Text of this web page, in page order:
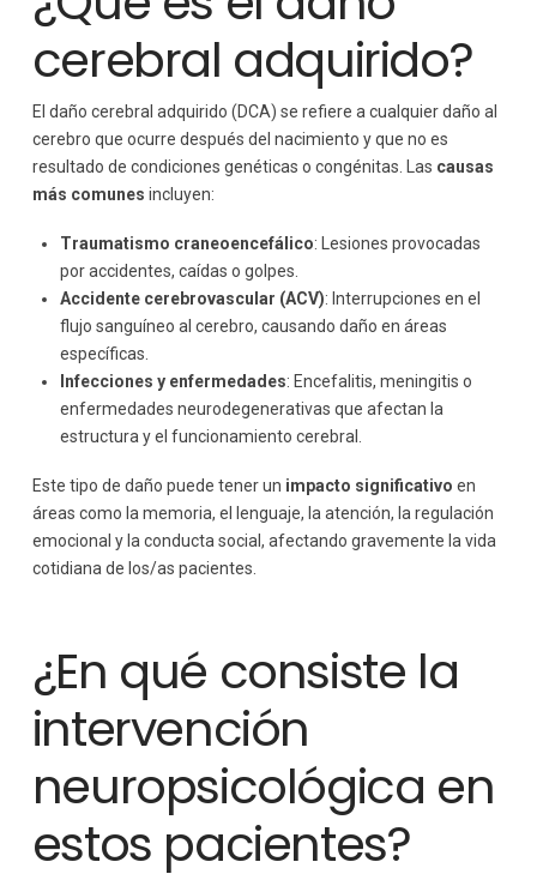
cerebral adquirido?
El daño cerebral adquirido (DCA) se refiere a cualquier daño al
cerebro que ocurre después del nacimiento y que no es
resultado de condiciones genéticas o congénitas. Las causas
más comunes incluyen:
Traumatismo craneoencefálico: Lesiones provocadas
por accidentes, caídas o golpes.
Accidente cerebrovascular (ACV): Interrupciones en el
flujo sanguíneo al cerebro, causando daño en áreas
específicas.
Infecciones y enfermedades: Encefalitis, meningitis o
enfermedades neurodegenerativas que afectan la
estructura y el funcionamiento cerebral.
Este tipo de daño puede tener un impacto significativo en
áreas como la memoria, el lenguaje, la atención, la regulación
emocional y la conducta social, afectando gravemente la vida
cotidiana de los/as pacientes.
¿En qué consiste la
intervención
neuropsicológica en
estos pacientes?